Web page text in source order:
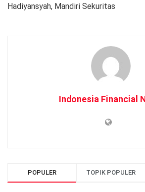
Hadiyansyah, Mandiri Sekuritas
Indonesia Financial
POPULER TOPIK POPULER